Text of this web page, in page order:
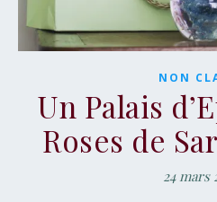
NON
Un Palais
Roses de
24 mars